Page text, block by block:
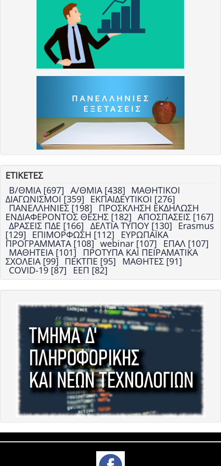
ΕΤΙΚΕΤΕΣ
Β/ΘΜΙΑ [697] Α/ΘΜΙΑ [438] ΜΑΘΗΤΙΚΟΙ
ΔΙΑΓΩΝΙΣΜΟΙ [359] ΕΚΠΑΙΔΕΥΤΙΚΟΙ [276]
ΠΑΝΕΛΛΗΝΙΕΣ [198] ΠΡΟΣΚΛΗΣΗ ΕΚΔΗΛΩΣΗ
ΕΝΔΙΑΦΕΡΟΝΤΟΣ ΘΕΣΗΣ [182] ΑΠΟΣΠΑΣΕΙΣ [167]
ΔΡΑΣΕΙΣ ΠΔΕ [166] ΔΕΛΤΙΑ ΤΥΠΟΥ [130] Erasmus
[129] ΕΠΙΜΟΡΦΩΣΗ [112] ΕΥΡΩΠΑΪΚΑ
ΠΡΟΓΡΑΜΜΑΤΑ [108] webinar [107] ΕΠΑΛ [107]
ΜΑΘΗΤΕΙΑ [101] ΠΡΟΤΥΠΑ ΚΑΙ ΠΕΙΡΑΜΑΤΙΚΑ
ΣΧΟΛΕΙΑ [99] ΠΕΚΤΠΕ [95] ΜΑΘΗΤΕΣ [91]
COVID-19 [87] ΕΕΠ [82]